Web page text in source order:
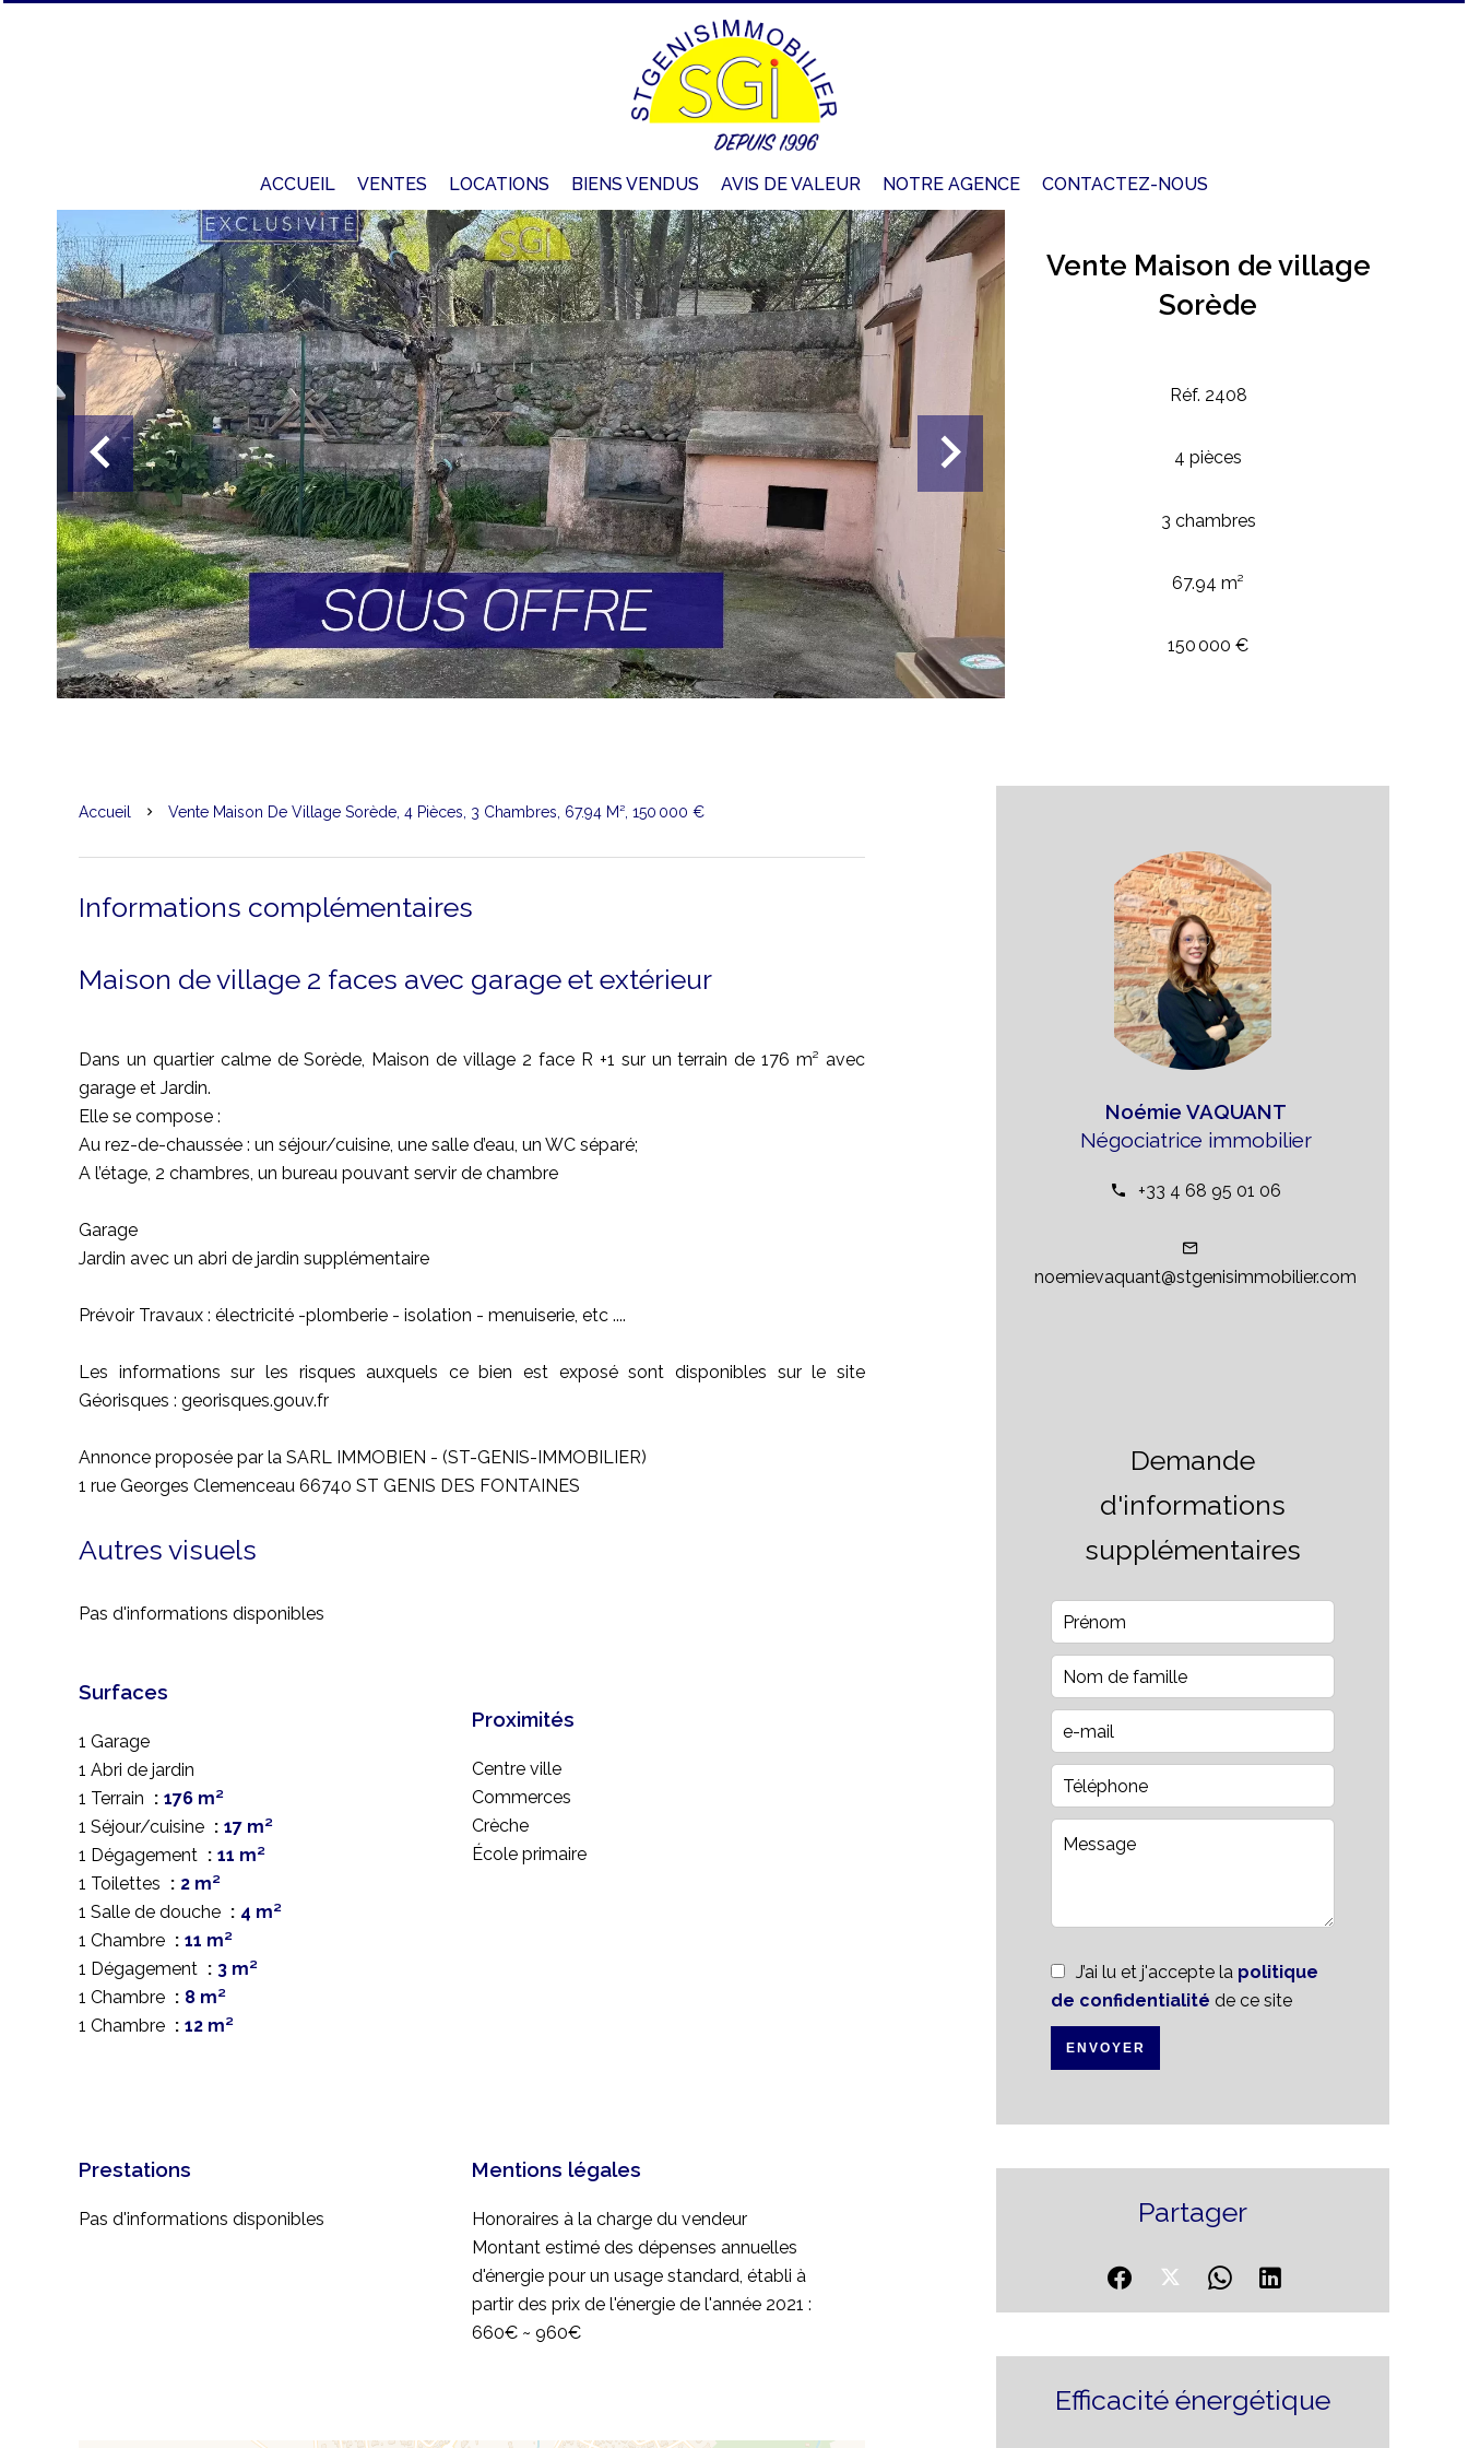
ACCUEIL VENTES LOCATIONS BIENS VENDUS AVIS DE VALEUR NOTRE AGENCE CONTACTEZ-NOUS
Vente Maison de village
Sorède
Réf. 2408
4 pièces
3 chambres
67.94 m²
150 000 €
Accueil Vente Maison De Village Sorède, 4 Pièces, 3 Chambres, 67.94 M², 150 000 €
Informations complémentaires
Maison de village 2 faces avec garage et extérieur
Dans un quartier calme de Sorède, Maison de village 2 face R +1 sur un terrain de 176 m² avec
garage et Jardin.
Elle se compose :
Au rez-de-chaussée : un séjour/cuisine, une salle d’eau, un WC séparé;
A l’étage, 2 chambres, un bureau pouvant servir de chambre
Garage
Jardin avec un abri de jardin supplémentaire
Prévoir Travaux : électricité -plomberie - isolation - menuiserie, etc ....
Les informations sur les risques auxquels ce bien est exposé sont disponibles sur le site
Géorisques : georisques.gouv.fr
Annonce proposée par la SARL IMMOBIEN - (ST-GENIS-IMMOBILIER)
1 rue Georges Clemenceau 66740 ST GENIS DES FONTAINES
Autres visuels
Pas d'informations disponibles
Surfaces
1 Garage
1 Abri de jardin
1 Terrain
176 m²
1 Séjour/cuisine
17 m²
1 Dégagement
11 m²
1 Toilettes
2 m²
1 Salle de douche
4 m²
1 Chambre
11 m²
1 Dégagement
3 m²
1 Chambre
8 m²
1 Chambre
12 m²
Proximités
Centre ville
Commerces
Crèche
École primaire
Prestations
Pas d'informations disponibles
Mentions légales
Honoraires à la charge du vendeur
Montant estimé des dépenses annuelles
d'énergie pour un usage standard, établi à
partir des prix de l'énergie de l'année 2021 :
660€ ~ 960€
Noémie VAQUANT
Négociatrice immobilier
+33 4 68 95 01 06
noemievaquant@stgenisimmobilier.com
Demande
d'informations
supplémentaires
J’ai lu et j'accepte la politique
de confidentialité de ce site
ENVOYER
Partager
Efficacité énergétique